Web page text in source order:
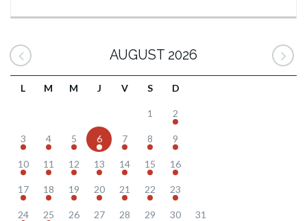
AUGUST 2026
L M M J V S D
1 2
3 4 5 6 7 8 9
10 11 12 13 14 15 16
17 18 19 20 21 22 23
24 25 26 27 28 29 30 31